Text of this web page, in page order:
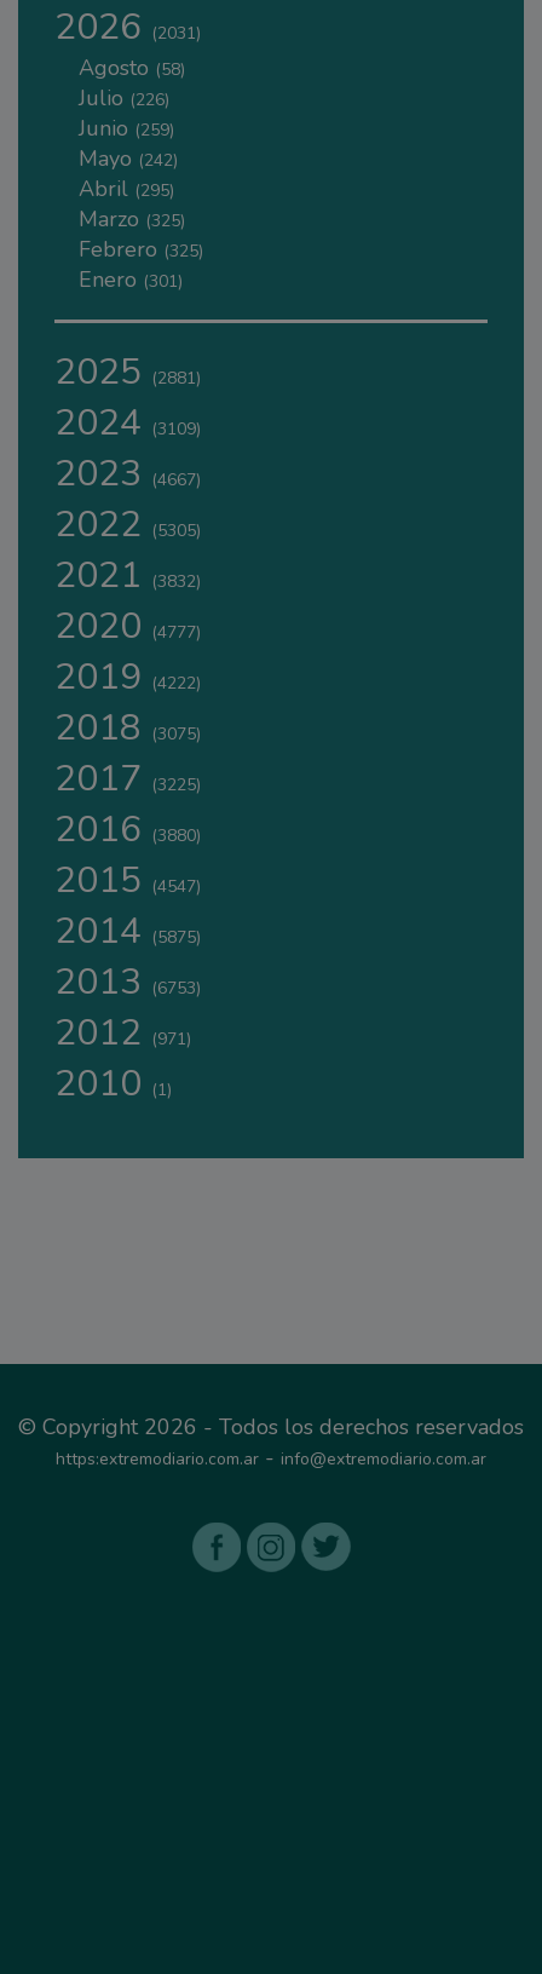
2026 (2031)
Agosto (58)
Julio (226)
Junio (259)
Mayo (242)
Abril (295)
Marzo (325)
Febrero (325)
Enero (301)
2025 (2881)
2024 (3109)
2023 (4667)
2022 (5305)
2021 (3832)
2020 (4777)
2019 (4222)
2018 (3075)
2017 (3225)
2016 (3880)
2015 (4547)
2014 (5875)
2013 (6753)
2012 (971)
2010 (1)
© Copyright 2026 - Todos los derechos reservados
https:extremodiario.com.ar - info@extremodiario.com.ar